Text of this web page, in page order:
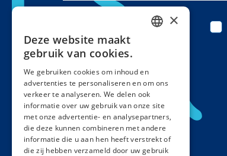
×
Deze website maakt
gebruik van cookies.
We gebruiken cookies om inhoud en
advertenties te personaliseren en om ons
verkeer te analyseren. We delen ook
informatie over uw gebruik van onze site
met onze advertentie- en analysepartners,
die deze kunnen combineren met andere
informatie die u aan hen heeft verstrekt of
die zij hebben verzameld door uw gebruik